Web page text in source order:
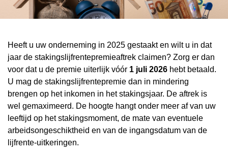
Heeft u uw onderneming in 2025 gestaakt en wilt u in dat
jaar de stakingslijfrentepremieaftrek claimen? Zorg er dan
voor dat u de premie uiterlijk vóór 1 juli 2026 hebt betaald.
U mag de stakingslijfrentepremie dan in mindering
brengen op het inkomen in het stakingsjaar. De aftrek is
wel gemaximeerd. De hoogte hangt onder meer af van uw
leeftijd op het stakingsmoment, de mate van eventuele
arbeidsongeschiktheid en van de ingangsdatum van de
lijfrente-uitkeringen.